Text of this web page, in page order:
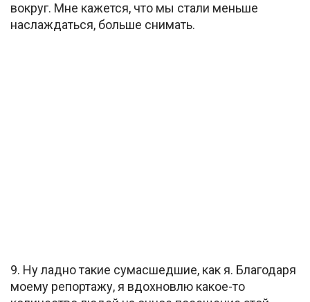
вокруг. Мне кажется, что мы стали меньше
наслаждаться, больше снимать.
9. Ну ладно такие сумасшедшие, как я. Благодаря
моему репортажу, я вдохновлю какое-то